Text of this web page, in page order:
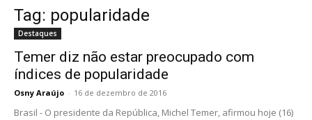
Tag: popularidade
Destaques
Temer diz não estar preocupado com
índices de popularidade
Osny Araújo - 16 de dezembro de 2016
Brasil - O presidente da República, Michel Temer, afirmou hoje (16)